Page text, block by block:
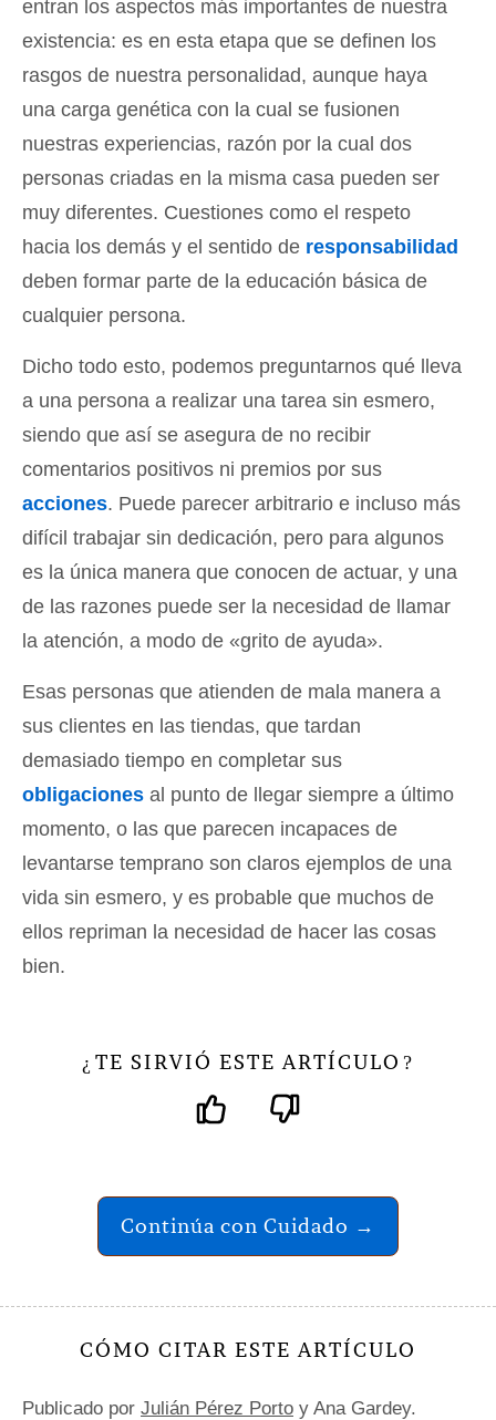
entran los aspectos más importantes de nuestra
existencia: es en esta etapa que se definen los
rasgos de nuestra personalidad, aunque haya
una carga genética con la cual se fusionen
nuestras experiencias, razón por la cual dos
personas criadas en la misma casa pueden ser
muy diferentes. Cuestiones como el respeto
hacia los demás y el sentido de responsabilidad
deben formar parte de la educación básica de
cualquier persona.
Dicho todo esto, podemos preguntarnos qué lleva
a una persona a realizar una tarea sin esmero,
siendo que así se asegura de no recibir
comentarios positivos ni premios por sus
acciones. Puede parecer arbitrario e incluso más
difícil trabajar sin dedicación, pero para algunos
es la única manera que conocen de actuar, y una
de las razones puede ser la necesidad de llamar
la atención, a modo de «grito de ayuda».
Esas personas que atienden de mala manera a
sus clientes en las tiendas, que tardan
demasiado tiempo en completar sus
obligaciones al punto de llegar siempre a último
momento, o las que parecen incapaces de
levantarse temprano son claros ejemplos de una
vida sin esmero, y es probable que muchos de
ellos repriman la necesidad de hacer las cosas
bien.
¿ TE SIRVIÓ ESTE ARTÍCULO ?
Continúa con Cuidado →
CÓMO CITAR ESTE ARTÍCULO
Publicado por Julián Pérez Porto y Ana Gardey.